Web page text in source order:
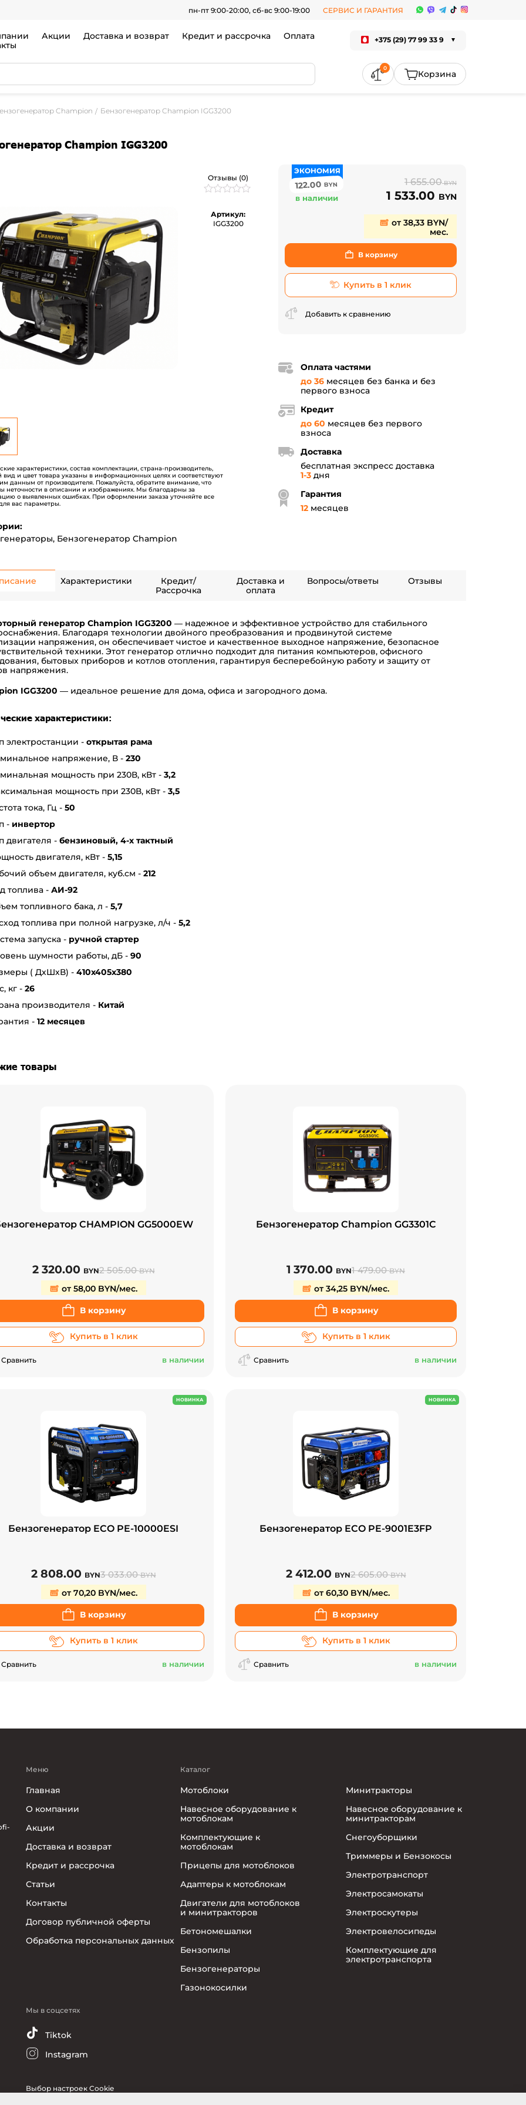
пн-пт 9:00-20:00, сб-вс 9:00-19:00 СЕРВИС И ГАРАНТИЯ
Акции Доставка и возврат Кредит и рассрочка
Оплата
+375 (29) 77 99 33 9
0
Champion Бензогенератор Champion IGG3200
Champion IGG3200
Отзывы (0)
Артикул:
IGG3200
характеристики, состав комплектации, страна-производитель,
и цвет товара указаны в информационных целях и соответствуют
данным от производителя. Пожалуйста, обратите внимание, что
неточности в описании и изображениях. Мы благодарны за
о выявленных ошибках. При оформлении заказа уточняйте все
вас параметры.
, Бензогенератор Champion
ЭКОНОМИЯ
122.00BYN
в наличии
1 655.00BYN
1 533.00 BYN
от 38,33 BYN/
мес.
В корзину
Купить в 1 клик
Добавить к сравнению
Оплата частями
до 36 месяцев без банка и без
первого взноса
Кредит
до 60 месяцев без первого
взноса
Доставка
бесплатная экспресс доставка
1-3 дня
Гарантия
12 месяцев
Характеристики
Кредит/
Рассрочка
Доставка и
оплата
Вопросы/ответы Отзывы
генератор Champion IGG3200 — надежное и эффективное устройство для стабильного
Благодаря технологии двойного преобразования и продвинутой системе
напряжения, он обеспечивает чистое и качественное выходное напряжение, безопасное
техники. Этот генератор отлично подходит для питания компьютеров, офисного
бытовых приборов и котлов отопления, гарантируя бесперебойную работу и защиту от
напряжения.
IGG3200 — идеальное решение для дома, офиса и загородного дома.
характеристики:
электростанции - открытая рама
напряжение, В - 230
мощность при 230В, кВт - 3,2
мощность при 230В, кВт - 3,5
тока, Гц - 50
- инвертор
двигателя - бензиновый, 4-х тактный
двигателя, кВт - 5,15
объем двигателя, куб.см - 212
топлива - АИ-92
топливного бака, л - 5,7
топлива при полной нагрузке, л/ч - 5,2
запуска - ручной стартер
шумности работы, дБ - 90
( ДхШхВ) - 410x405x380
кг - 26
производителя - Китай
- 12 месяцев
товары
CHAMPION GG5000EW
2 320.00 BYN2 505.00BYN
от 58,00 BYN/мес.
В корзину
Купить в 1 клик
Сравнить в наличии
Бензогенератор Champion GG3301C
1 370.00 BYN1 479.00BYN
от 34,25 BYN/мес.
В корзину
Купить в 1 клик
Сравнить в наличии
НОВИНКА
Бензогенератор ECO PE-10000ESI
2 808.00 BYN3 033.00BYN
от 70,20 BYN/мес.
В корзину
Купить в 1 клик
Сравнить в наличии
НОВИНКА
Бензогенератор ECO PE-9001E3FP
2 412.00 BYN2 605.00BYN
от 60,30 BYN/мес.
В корзину
Купить в 1 клик
Сравнить в наличии
Меню
Главная
О компании
Акции
Доставка и возврат
Кредит и рассрочка
Статьи
Контакты
Договор публичной оферты
Обработка персональных данных
Каталог
Мотоблоки
Навесное оборудование к
мотоблокам
Комплектующие к
мотоблокам
Прицепы для мотоблоков
Адаптеры к мотоблокам
Двигатели для мотоблоков
и минитракторов
Бетономешалки
Бензопилы
Бензогенераторы
Газонокосилки
Минитракторы
Навесное оборудование к
минитракторам
Снегоуборщики
Триммеры и Бензокосы
Электротранспорт
Электросамокаты
Электроскутеры
Электровелосипеды
Комплектующие для
электротранспорта
Мы в соцсетях
Tiktok
Instagram
Выбор настроек Cookie